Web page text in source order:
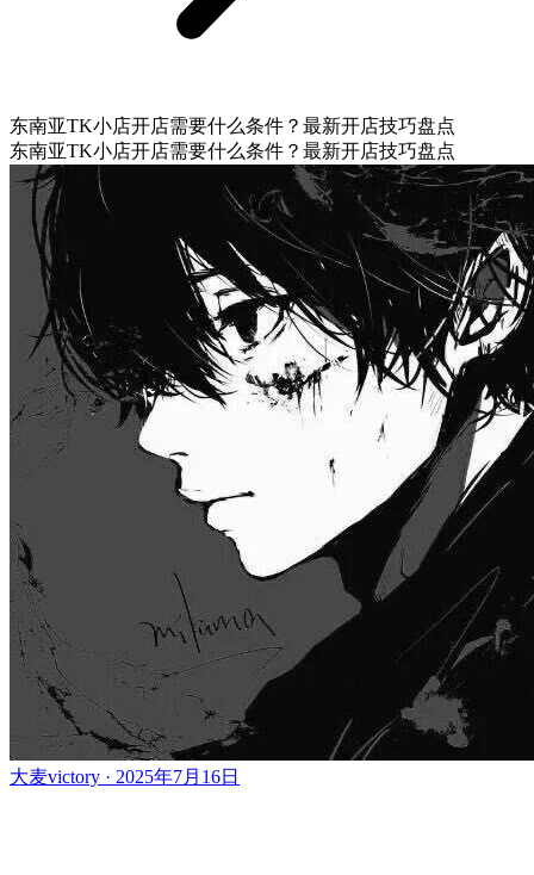
东南亚TK小店开店需要什么条件？最新开店技巧盘点
东南亚TK小店开店需要什么条件？最新开店技巧盘点
大麦victory · 2025年7月16日